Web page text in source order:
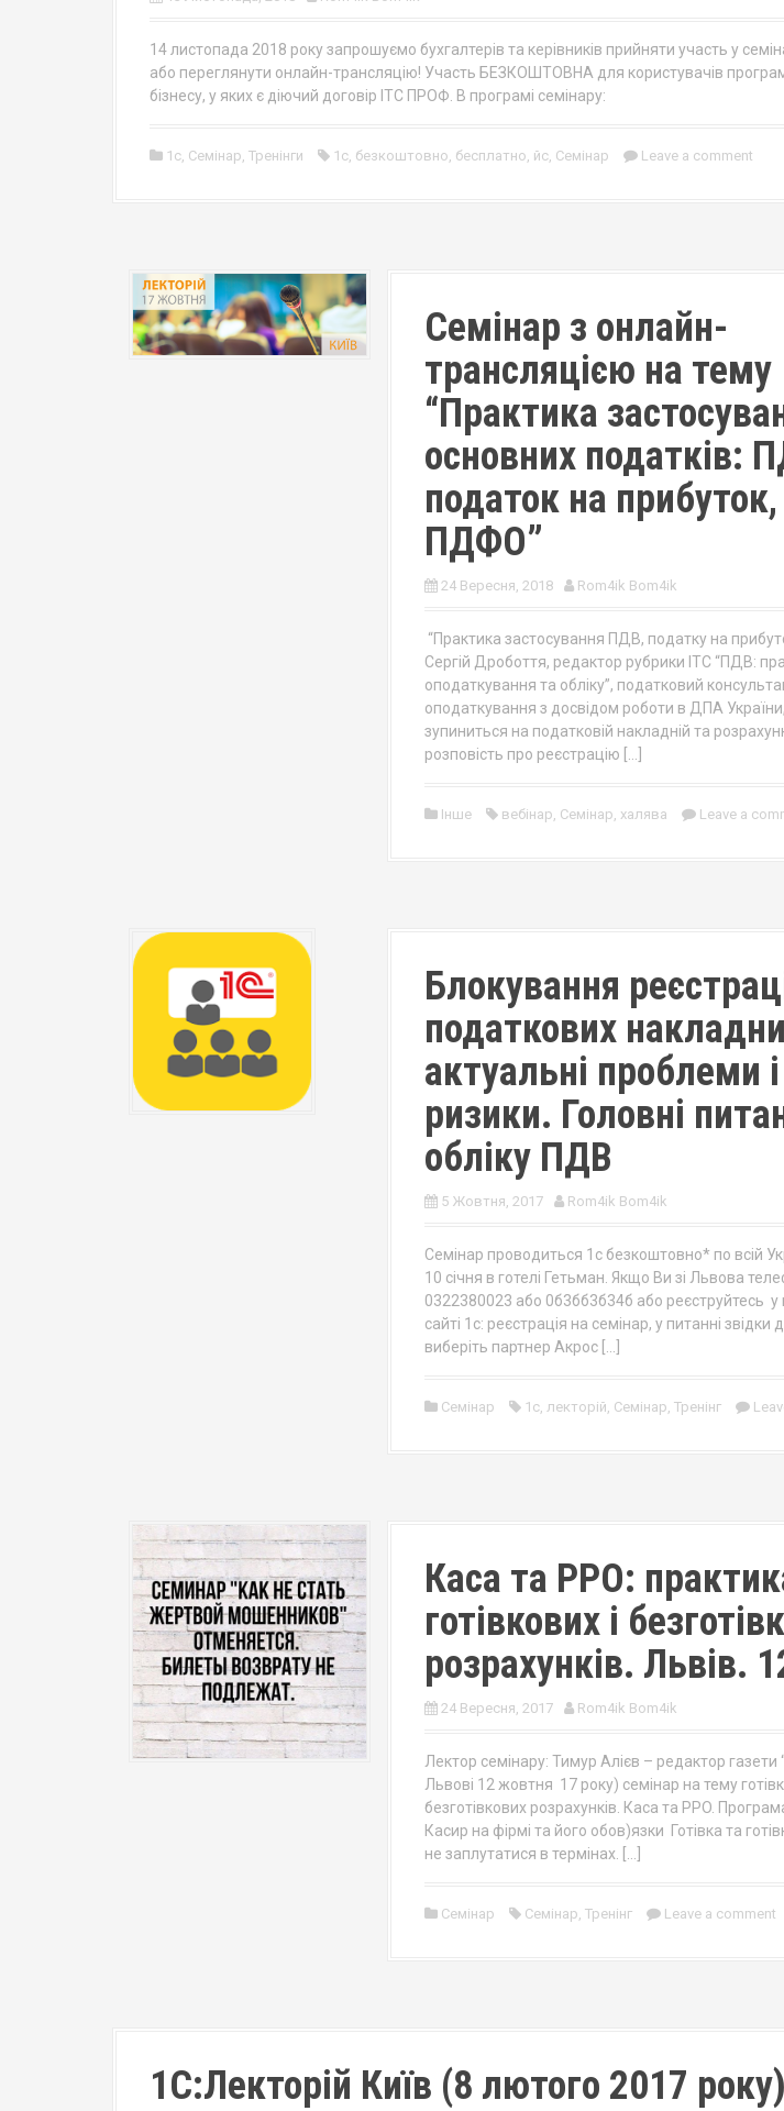
14 листопада 2018 року запрошуємо бухгалтерів та керівників прийняти участь у
або переглянути онлайн-трансляцію! Участь БЕЗКОШТОВНА для користувачів
бізнесу, у яких є діючий договір ІТС ПРОФ. В програмі семінару:
1c, Семінар, Тренінги 1с, безкоштовно, бесплатно, йс, Семінар Leave a comment
Семінар з онлайн-
трансляцією на тему
“Практика
основних податків:
податок на прибуток,
ПДФО”
24 Вересня, 2018 Rom4ik Bom4ik
“Практика застосування ПДВ, податку на
Сергій Дробоття, редактор рубрики ІТС “ПДВ:
оподаткування та обліку”, податковий
оподаткування з досвідом роботи в ДПА
зупиниться на податковій накладній та
розповість про реєстрацію […]
Інше вебінар, Семінар, халява Leave a
Блокування
податкових
актуальні проблеми і
ризики. Головні
обліку ПДВ
5 Жовтня, 2017 Rom4ik Bom4ik
Семінар проводиться 1с безкоштовно* по всій
10 січня в готелі Гетьман. Якщо Ви зі Львова
0322380023 або 0б3бб3б34б або реєструйтесь у
сайті 1с: реєстрація на семінар, у питанні звідки
виберіть партнер Акрос […]
Семінар 1с, лекторій, Семінар, Тренінг
Каса та РРО:
готівкових і
розрахунків. Львів.
24 Вересня, 2017 Rom4ik Bom4ik
Лектор семінару: Тимур Алієв – редактор газети
Львові 12 жовтня 17 року) семінар на тему
безготівкових розрахунків. Каса та PPO.
Касир на фірмі та його обов)язки Готівка та
не заплутатися в термінах. […]
Семінар Семінар, Тренінг Leave a comment
1С:Лекторій Київ (8 лютого 2017 року)